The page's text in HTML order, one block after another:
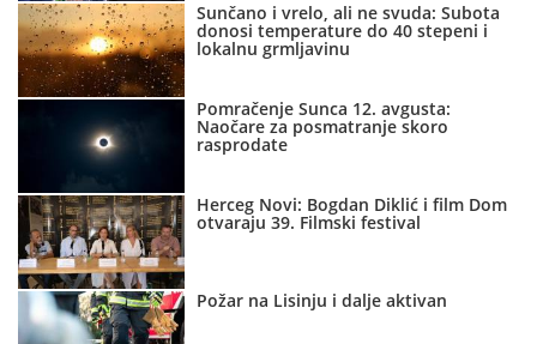
Sunčano i vrelo, ali ne svuda: Subota
donosi temperature do 40 stepeni i
lokalnu grmljavinu
Pomračenje Sunca 12. avgusta:
Naočare za posmatranje skoro
rasprodate
Herceg Novi: Bogdan Diklić i film Dom
otvaraju 39. Filmski festival
Požar na Lisinju i dalje aktivan